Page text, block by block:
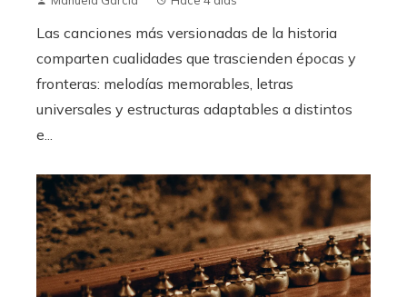
Las canciones más versionadas de la historia
comparten cualidades que trascienden épocas y
fronteras: melodías memorables, letras
universales y estructuras adaptables a distintos
e...